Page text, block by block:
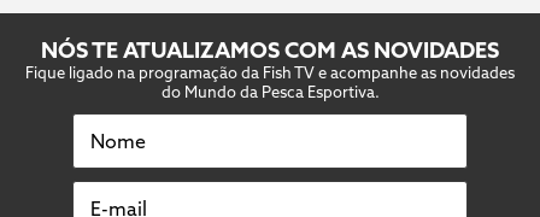
NÓS TE ATUALIZAMOS COM AS NOVIDADES
Fique ligado na programação da Fish TV e acompanhe as novidades
do Mundo da Pesca Esportiva.
Nome
E-mail